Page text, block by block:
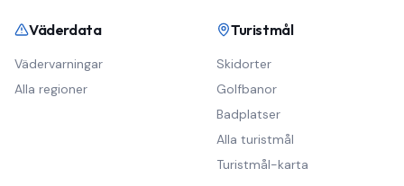
Väderdata
Vädervarningar
Alla regioner
Turistmål
Skidorter
Golfbanor
Badplatser
Alla turistmål
Turistmål-karta